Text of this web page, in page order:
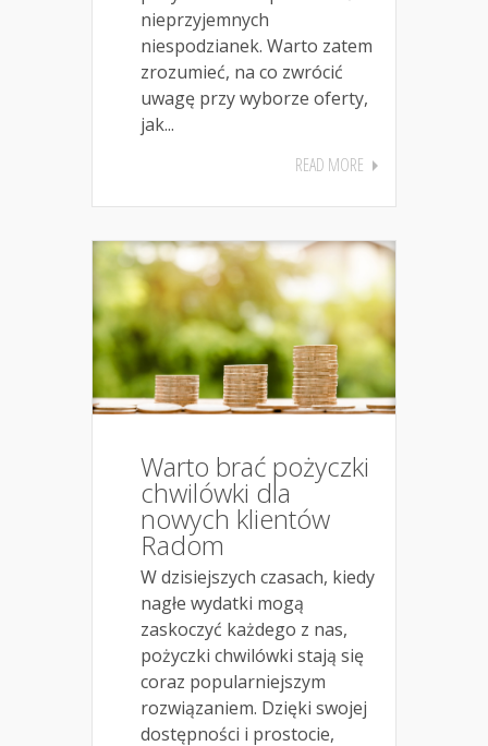
nieprzyjemnych
niespodzianek. Warto zatem
zrozumieć, na co zwrócić
uwagę przy wyborze oferty,
jak...
READ MORE
Warto brać pożyczki
chwilówki dla
nowych klientów
Radom
W dzisiejszych czasach, kiedy
nagłe wydatki mogą
zaskoczyć każdego z nas,
pożyczki chwilówki stają się
coraz popularniejszym
rozwiązaniem. Dzięki swojej
dostępności i prostocie,